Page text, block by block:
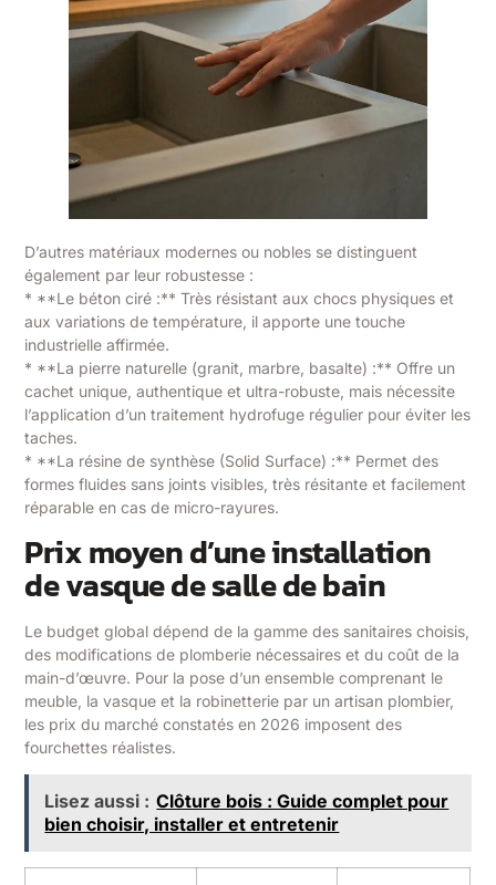
D’autres matériaux modernes ou nobles se distinguent
également par leur robustesse :
* **Le béton ciré :** Très résistant aux chocs physiques et
aux variations de température, il apporte une touche
industrielle affirmée.
* **La pierre naturelle (granit, marbre, basalte) :** Offre un
cachet unique, authentique et ultra-robuste, mais nécessite
l’application d’un traitement hydrofuge régulier pour éviter les
taches.
* **La résine de synthèse (Solid Surface) :** Permet des
formes fluides sans joints visibles, très résitante et facilement
réparable en cas de micro-rayures.
Prix moyen d’une installation
de vasque de salle de bain
Le budget global dépend de la gamme des sanitaires choisis,
des modifications de plomberie nécessaires et du coût de la
main-d’œuvre. Pour la pose d’un ensemble comprenant le
meuble, la vasque et la robinetterie par un artisan plombier,
les prix du marché constatés en 2026 imposent des
fourchettes réalistes.
Lisez aussi : Clôture bois : Guide complet pour
bien choisir, installer et entretenir